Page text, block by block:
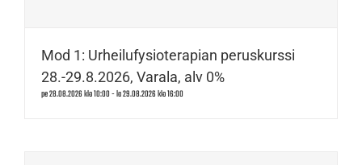
Mod 1: Urheilufysioterapian peruskurssi
28.-29.8.2026, Varala, alv 0%
pe 28.08.2026 klo 10:00-la 29.08.2026 klo 16:00